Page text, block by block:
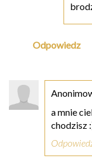
Odpowiedz
a mnie
chodzisz